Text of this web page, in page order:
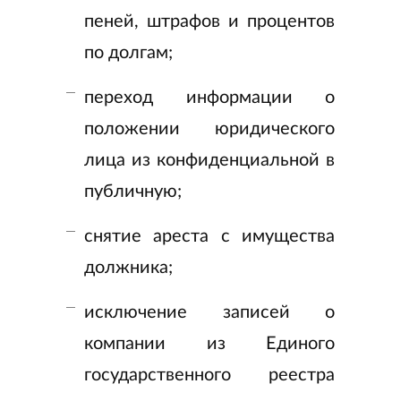
пеней, штрафов и процентов
по долгам;
переход информации о
положении юридического
лица из конфиденциальной в
публичную;
снятие ареста с имущества
должника;
исключение записей о
компании из Единого
государственного реестра